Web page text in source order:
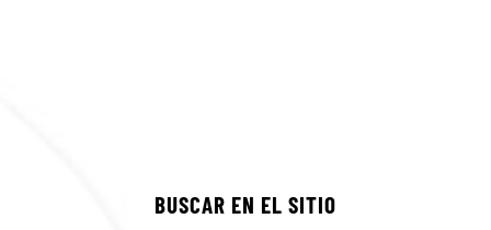
BUSCAR EN EL SITIO